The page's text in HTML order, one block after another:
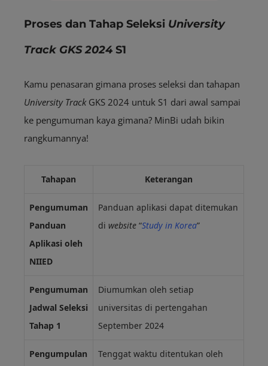
Proses dan Tahap Seleksi University
Track GKS 2024 S1
Kamu penasaran gimana proses seleksi dan tahapan
University Track GKS 2024 untuk S1 dari awal sampai
ke pengumuman kaya gimana? MinBi udah bikin
rangkumannya!
Tahapan Keterangan
Pengumuman
Panduan
Aplikasi oleh
NIIED
Panduan aplikasi dapat ditemukan
di website “Study in Korea”
Pengumuman
Jadwal Seleksi
Tahap 1
Diumumkan oleh setiap
universitas di pertengahan
September 2024
Pengumpulan
Tenggat waktu ditentukan oleh